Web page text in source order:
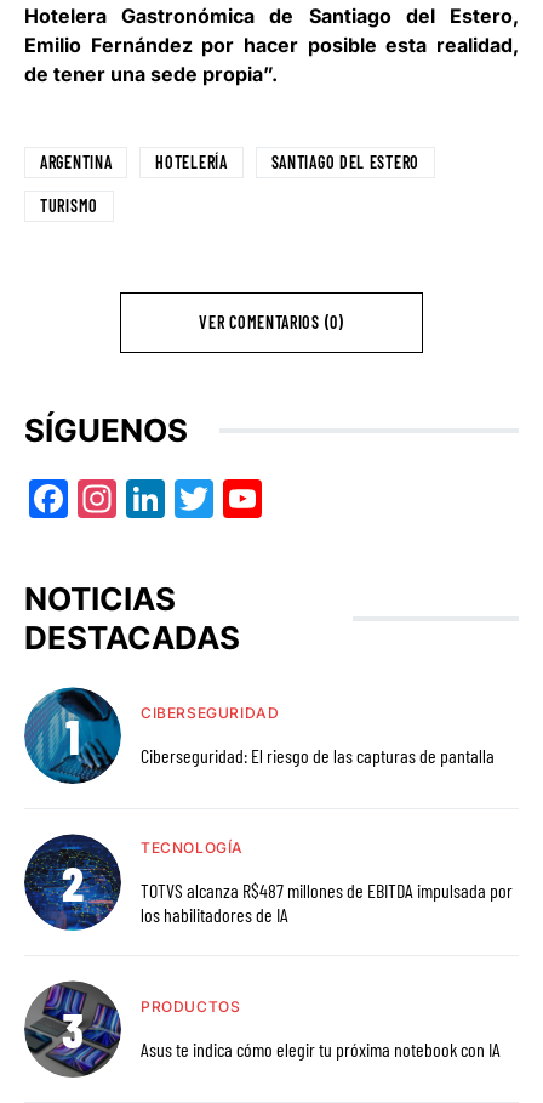
Hotelera Gastronómica de Santiago del Estero,
Emilio Fernández por hacer posible esta realidad,
de tener una sede propia”.
ARGENTINA HOTELERÍA SANTIAGO DEL ESTERO
TURISMO
VER COMENTARIOS (0)
SÍGUENOS
Facebook
Instagram
LinkedIn
Twitter
NOTICIAS
DESTACADAS
CIBERSEGURIDAD
Ciberseguridad: El riesgo de las capturas de pantalla
TECNOLOGÍA
TOTVS alcanza R$487 millones de EBITDA impulsada por
los habilitadores de IA
PRODUCTOS
Asus te indica cómo elegir tu próxima notebook con IA